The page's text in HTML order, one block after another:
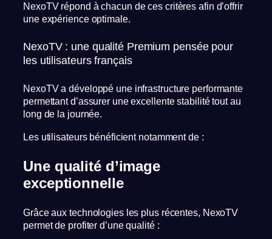
NexoTV répond à chacun de ces critères afin d’offrir
une expérience optimale.
NexoTV : une qualité Premium pensée pour
les utilisateurs français
NexoTV a développé une infrastructure performante
permettant d’assurer une excellente stabilité tout au
long de la journée.
Les utilisateurs bénéficient notamment de :
Une qualité d’image
exceptionnelle
Grâce aux technologies les plus récentes, NexoTV
permet de profiter d’une qualité :